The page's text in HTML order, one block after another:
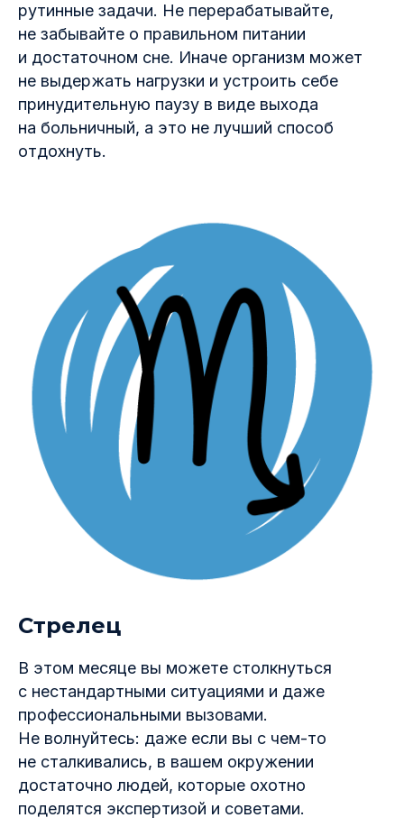
рутинные задачи. Не перерабатывайте,
не забывайте о правильном питании
и достаточном сне. Иначе организм может
не выдержать нагрузки и устроить себе
принудительную паузу в виде выхода
на больничный, а это не лучший способ
отдохнуть.
Стрелец
В этом месяце вы можете столкнуться
с нестандартными ситуациями и даже
профессиональными вызовами.
Не волнуйтесь: даже если вы с чем-то
не сталкивались, в вашем окружении
достаточно людей, которые охотно
поделятся экспертизой и советами.